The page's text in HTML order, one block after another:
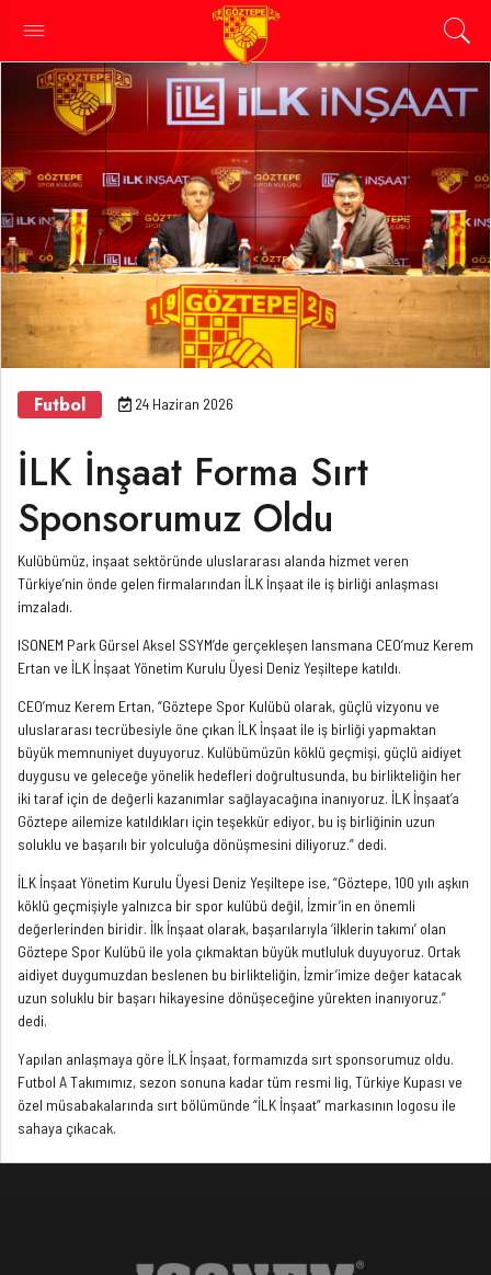
Futbol 24 Haziran 2026
İLK İnşaat Forma Sırt
Sponsorumuz Oldu
Kulübümüz, inşaat sektöründe uluslararası alanda hizmet veren
Türkiye’nin önde gelen firmalarından İLK İnşaat ile iş birliği anlaşması
imzaladı.
ISONEM Park Gürsel Aksel SSYM’de gerçekleşen lansmana CEO’muz Kerem
Ertan ve İLK İnşaat Yönetim Kurulu Üyesi Deniz Yeşiltepe katıldı.
CEO’muz Kerem Ertan, “Göztepe Spor Kulübü olarak, güçlü vizyonu ve
uluslararası tecrübesiyle öne çıkan İLK İnşaat ile iş birliği yapmaktan
büyük memnuniyet duyuyoruz. Kulübümüzün köklü geçmişi, güçlü aidiyet
duygusu ve geleceğe yönelik hedefleri doğrultusunda, bu birlikteliğin her
iki taraf için de değerli kazanımlar sağlayacağına inanıyoruz. İLK İnşaat’a
Göztepe ailemize katıldıkları için teşekkür ediyor, bu iş birliğinin uzun
soluklu ve başarılı bir yolculuğa dönüşmesini diliyoruz.” dedi.
İLK İnşaat Yönetim Kurulu Üyesi Deniz Yeşiltepe ise, “Göztepe, 100 yılı aşkın
köklü geçmişiyle yalnızca bir spor kulübü değil, İzmir’in en önemli
değerlerinden biridir. İlk İnşaat olarak, başarılarıyla ‘ilklerin takımı’ olan
Göztepe Spor Kulübü ile yola çıkmaktan büyük mutluluk duyuyoruz. Ortak
aidiyet duygumuzdan beslenen bu birlikteliğin, İzmir’imize değer katacak
uzun soluklu bir başarı hikayesine dönüşeceğine yürekten inanıyoruz.”
dedi.
Yapılan anlaşmaya göre İLK İnşaat, formamızda sırt sponsorumuz oldu.
Futbol A Takımımız, sezon sonuna kadar tüm resmi lig, Türkiye Kupası ve
özel müsabakalarında sırt bölümünde “İLK İnşaat” markasının logosu ile
sahaya çıkacak.